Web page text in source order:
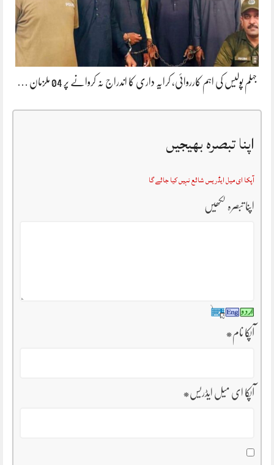
جہلم پولیس کی اہم کارروائی، کرایہ داری کا اندراج نہ کروانے پر 04 ملزمان …
اپنا تبصرہ بھیجیں
آپکا ای میل ایڈریس شائع نہیں کیا جائے گا
اپنا تبصرہ لکھیں
آپکا نام*
آپکا ای میل ایڈریس*